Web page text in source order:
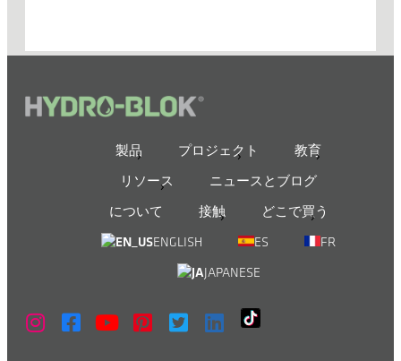
製品 プロジェクト
教育
リソース
ニュースとブログ
について
接触
どこで買う
ENGLISH
ES
FR
JAPANESE